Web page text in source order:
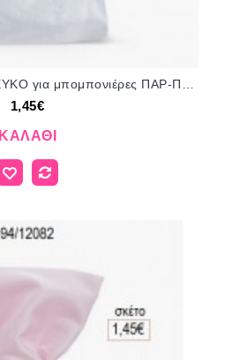
ΠΟΥΓΚΙ ΑΠΟ ΤΑΦΤΑ ΛΕΥΚΟ για μπομπονιέρες ΠΑΡ-Π302-01/12082 1.45€!!!
1,45€
ΚΑΛΆΘΙ